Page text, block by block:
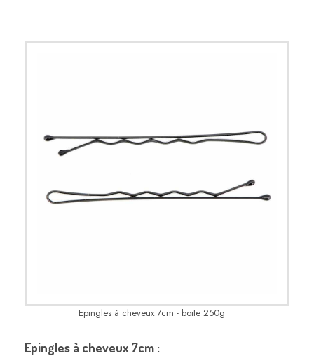
Epingles à cheveux 7cm - boite 250g
Epingles à cheveux 7cm :